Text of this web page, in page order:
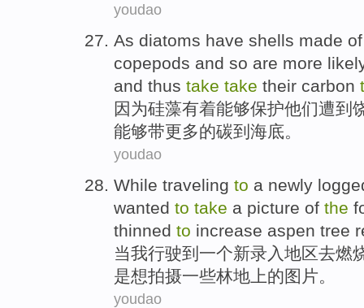
youdao
As diatoms have shells made of
copepods and so are more
and thus take take their carbon
因为硅藻有着能够保护他们遭到
能够带更多的碳到 海底。
youdao
While traveling to a newly
wanted to take a picture of the
thinned to increase aspen tree
当我行驶到一个新录入 地区去燃
是想拍摄一些林地 上的图片 。
youdao